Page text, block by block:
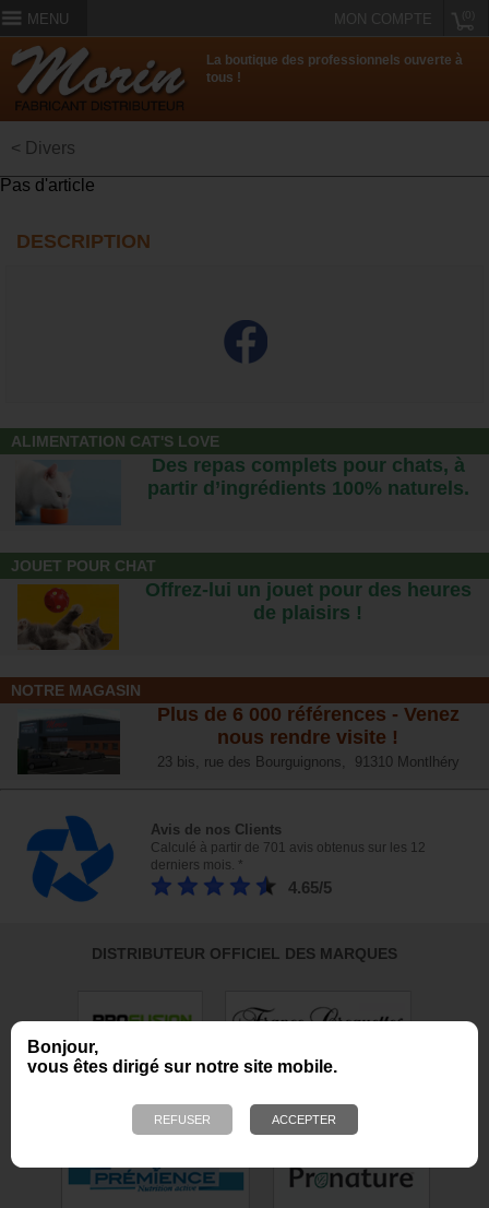
Bonjour,
vous êtes dirigé sur notre site mobile.
MENU MON COMPTE
La boutique des professionnels ouverte à
tous !
< Divers
Pas d'article
DESCRIPTION
ALIMENTATION CAT'S LOVE
Des repas complets pour chats, à
partir d’ingrédients 100% naturels.
JOUET POUR CHAT
Offrez-lui un jouet pour des heures
de plaisirs !
NOTRE MAGASIN
Plus de 6 000 références - Venez
nous rendre visite !
23 bis, rue des Bourguignons, 91310 Montlhéry
Avis de nos Clients
Calculé à partir de 701 avis obtenus sur les 12
derniers mois. *
4.65/5
DISTRIBUTEUR OFFICIEL DES MARQUES